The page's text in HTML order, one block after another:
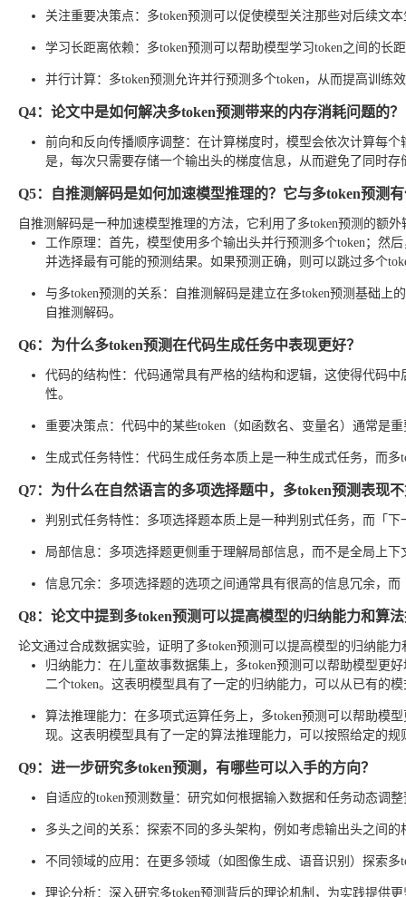
关注重要决策点：多token预测可以促使模型关注那些对后续文
学习长距离依赖：多token预测可以帮助模型学习token之间的长
并行计算：多token预测允许并行预测多个token，从而提高训
Q4：论文中是如何解决多token预测带来的内存消耗问题的？
前向和反向传播顺序调整：在计算梯度时，模型会依次计算每
是，每次只需要存储一个输出头的梯度信息，从而避免了同时
Q5：自推测解码是如何加速模型推理的？它与多token预测
自推测解码是一种加速模型推理的方法，它利用了多token预测的额外
工作原理：首先，模型使用多个输出头并行预测多个token；然
并选择最有可能的预测结果。如果预测正确，则可以跳过多个
与多token预测的关系：自推测解码是建立在多token预测基础上
自推测解码。
Q6：为什么多token预测在代码生成任务中表现更好？
代码的结构性：代码通常具有严格的结构和逻辑，这使得代码
性。
重要决策点：代码中的某些token（如函数名、变量名）通常是
生成式任务特性：代码生成任务本质上是一种生成式任务，而多
Q7：为什么在自然语言的多项选择题中，多token预测表现
判别式任务特性：多项选择题本质上是一种判别式任务，而「下
局部信息：多项选择题更侧重于理解局部信息，而不是全局上
信息冗余：多项选择题的选项之间通常具有很高的信息冗余，
Q8：论文中提到多token预测可以提高模型的归纳能力和算
论文通过合成数据实验，证明了多token预测可以提高模型的归纳能
归纳能力：在儿童故事数据集上，多token预测可以帮助模型更
二个token。这表明模型具有了一定的归纳能力，可以从已有的
算法推理能力：在多项式运算任务上，多token预测可以帮助模
现。这表明模型具有了一定的算法推理能力，可以按照给定的规
Q9：进一步研究多token预测，有哪些可以入手的方向？
自适应的token预测数量：研究如何根据输入数据和任务动态调
多头之间的关系：探索不同的多头架构，例如考虑输出头之间
不同领域的应用：在更多领域（如图像生成、语音识别）探索多
理论分析：深入研究多token预测背后的理论机制，为实践提供